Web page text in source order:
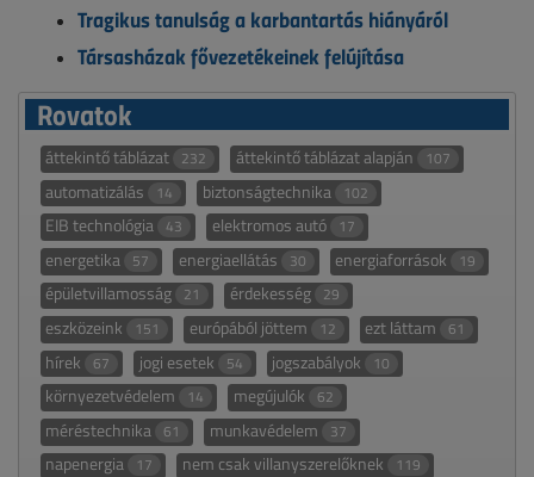
Tragikus tanulság a karbantartás hiányáról
Társasházak fővezetékeinek felújítása
Rovatok
áttekintő táblázat 232 áttekintő táblázat alapján 107
automatizálás 14 biztonságtechnika 102
EIB technológia 43 elektromos autó 17
energetika 57 energiaellátás 30 energiaforrások 19
épületvillamosság 21 érdekesség 29
eszközeink 151 európából jöttem 12 ezt láttam 61
hírek 67 jogi esetek 54 jogszabályok 10
környezetvédelem 14 megújulók 62
méréstechnika 61 munkavédelem 37
napenergia 17 nem csak villanyszerelőknek 119